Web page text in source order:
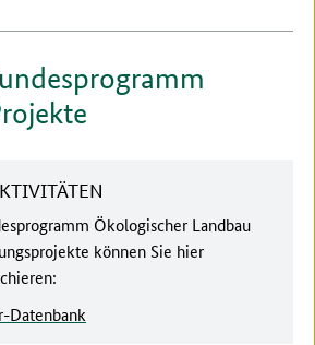
Ökologischer Landbau
können Sie hier
Datenbank